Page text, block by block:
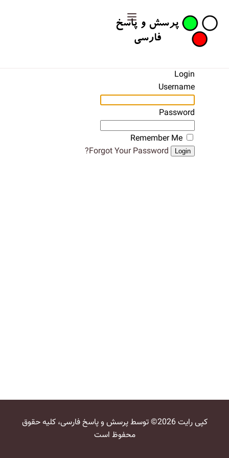
Login
Username
Password
Remember Me
Login
Forgot Your Password?
کپی رایت 2026© توسط پرسش و پاسخ فارسی، کلیه حقوق
محفوظ است